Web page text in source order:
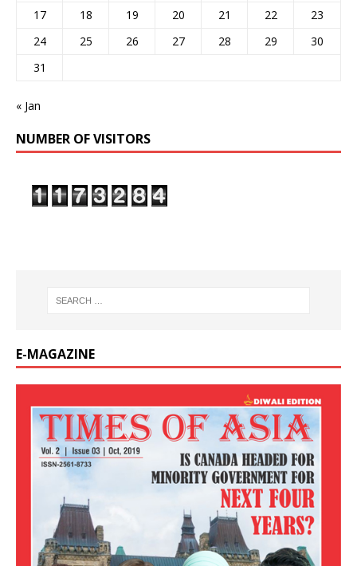
17
18 19 20 21 22
23
24
25 26 27 28 29
30
31
« Jan
NUMBER OF VISITORS
E-MAGAZINE